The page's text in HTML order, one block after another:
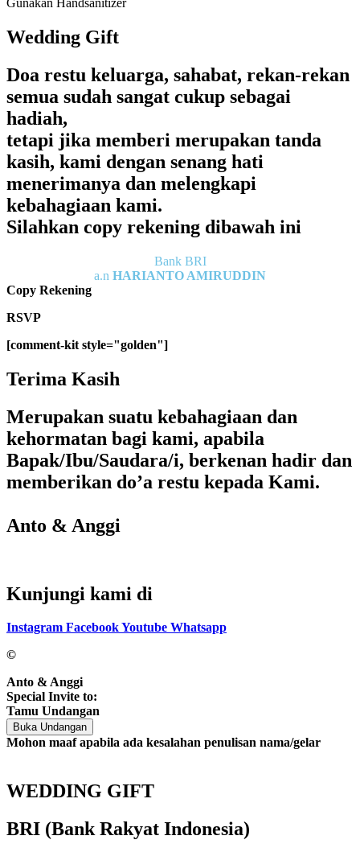
Gunakan Handsanitizer
Wedding Gift
Doa restu keluarga, sahabat, rekan-rekan
semua sudah sangat cukup sebagai
hadiah,
tetapi jika memberi merupakan tanda
kasih, kami dengan senang hati
menerimanya dan melengkapi
kebahagiaan kami.
Silahkan copy rekening dibawah ini
Bank BRI
a.n HARIANTO AMIRUDDIN
Copy Rekening
RSVP
[comment-kit style="golden"]
Terima Kasih
Merupakan suatu kebahagiaan dan
kehormatan bagi kami, apabila
Bapak/Ibu/Saudara/i, berkenan hadir dan
memberikan do’a restu kepada Kami.
Anto & Anggi
Kunjungi kami di
Instagram FacebookYoutube Whatsapp
©
Anto & Anggi
Special Invite to:
Tamu Undangan
Buka Undangan
Mohon maaf apabila ada kesalahan penulisan nama/gelar
WEDDING GIFT
BRI (Bank Rakyat Indonesia)